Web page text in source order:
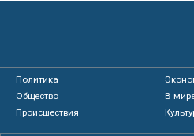
Политика
Общество
В
Происшествия